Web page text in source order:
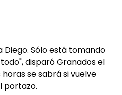
Sólo está tomando
disparó Granados el
se sabrá si vuelve
portazo.